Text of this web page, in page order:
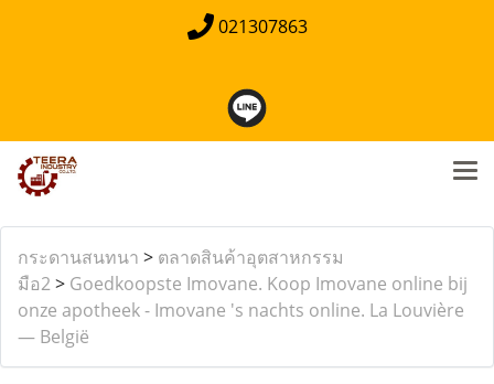
021307863
กระดานสนทนา > ตลาดสินค้าอุตสาหกรรม
มือ2> Goedkoopste Imovane. Koop Imovane online bij
onze apotheek - Imovane 's nachts online. La Louvière
— België